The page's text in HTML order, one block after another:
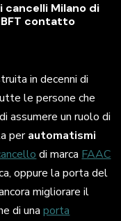
Milano di
BFT contatto
in decenni di
le persone che
assumere un ruolo di
perautomatismi
di marca FAAC
oppure la porta del
migliorare il
di unaporta